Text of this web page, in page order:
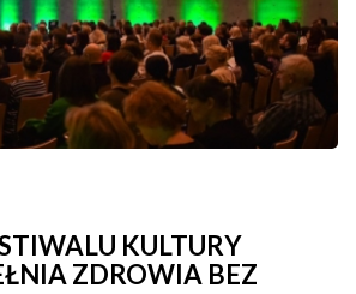
KULTURY
ZDROWIA BEZ